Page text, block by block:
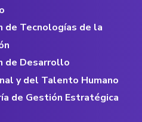
de Tecnologías de la
de Desarrollo
y del Talento Humano
de Gestión Estratégica